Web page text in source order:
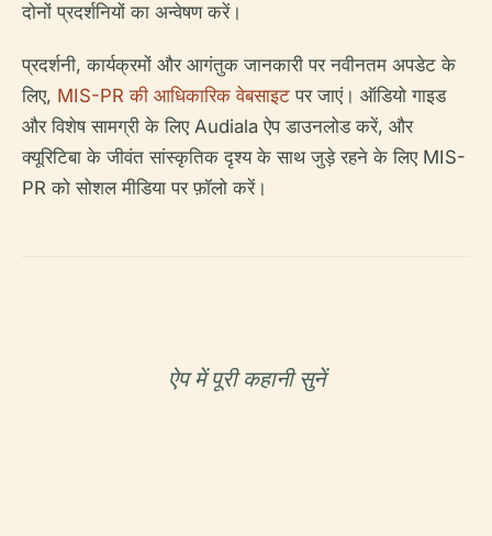
दोनों प्रदर्शनियों का अन्वेषण करें।
प्रदर्शनी, कार्यक्रमों और आगंतुक जानकारी पर नवीनतम अपडेट के
लिए, MIS-PR की आधिकारिक वेबसाइट पर जाएं। ऑडियो गाइड
और विशेष सामग्री के लिए Audiala ऐप डाउनलोड करें, और
क्यूरिटिबा के जीवंत सांस्कृतिक दृश्य के साथ जुड़े रहने के लिए MIS-
PR को सोशल मीडिया पर फ़ॉलो करें।
ऐप में पूरी कहानी सुनें